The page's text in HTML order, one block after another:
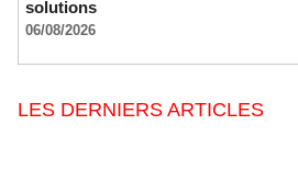
solutions
06/08/2026
LES DERNIERS ARTICLES